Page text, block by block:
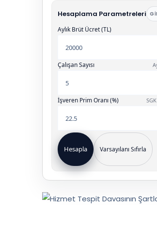
Hesaplama Parametreleri
Aylık Brüt Ücret (TL)
Çalışan Sayısı
İşveren Prim Oranı (%)
Hesapla Varsayılanı Sıfırla